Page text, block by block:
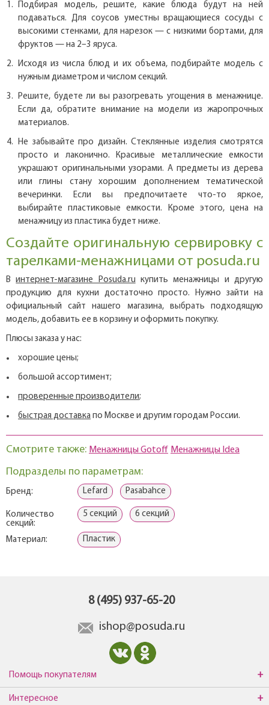
Подбирая модель, решите, какие блюда будут на ней
подаваться. Для соусов уместны вращающиеся сосуды с
высокими стенками, для нарезок — с низкими бортами, для
фруктов — на 2–3 яруса.
Исходя из числа блюд и их объема, подбирайте модель с
нужным диаметром и числом секций.
Решите, будете ли вы разогревать угощения в менажнице.
Если да, обратите внимание на модели из жаропрочных
материалов.
Не забывайте про дизайн. Стеклянные изделия смотрятся
просто и лаконично. Красивые металлические емкости
украшают оригинальными узорами. А предметы из дерева
или глины стану хорошим дополнением тематической
вечеринки. Если вы предпочитаете что-то яркое,
выбирайте пластиковые емкости. Кроме этого, цена на
менажницу из пластика будет ниже.
Создайте оригинальную сервировку с
тарелками-менажницами от posuda.ru
Винтернет-магазине Posuda.ru купить менажницы и другую
продукцию для кухни достаточно просто. Нужно зайти на
официальный сайт нашего магазина, выбрать подходящую
модель, добавить ее в корзину и оформить покупку.
Плюсы заказа у нас:
хорошие цены;
большой ассортимент;
проверенные производители;
быстрая доставка по Москве и другим городам России.
Смотрите также: Менажницы Gotoff Менажницы Idea
Подразделы по параметрам:
Бренд: Lefard Pasabahce
Количество
секций:
5 секций 6 секций
Материал: Пластик
8 (495) 937-65-20
ishop@posuda.ru
Помощь покупателям
Интересное